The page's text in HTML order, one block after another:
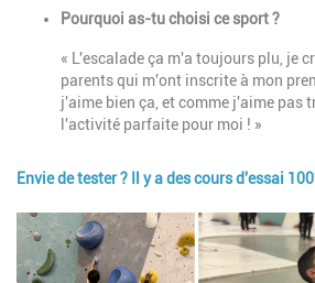
Pourquoi as-tu choisi ce sport ?
« L'escalade ça m'a toujours plu, je
parents qui m'ont inscrite à mon
j'aime bien ça, et comme j'aime pas
l'activité parfaite pour moi ! »
Envie de tester ? Il y a des cours d'essai
Image